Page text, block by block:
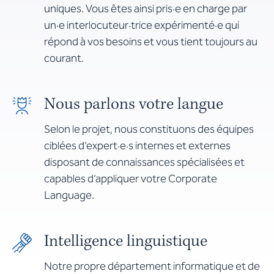
uniques. Vous êtes ainsi pris·e en charge par
un·e interlocuteur·trice expérimenté·e qui
répond à vos besoins et vous tient toujours au
courant.
Nous parlons votre langue
Selon le projet, nous constituons des équipes
ciblées d’expert·e·s internes et externes
disposant de connaissances spécialisées et
capables d’appliquer votre Corporate
Language.
Intelligence linguistique
Notre propre département informatique et de